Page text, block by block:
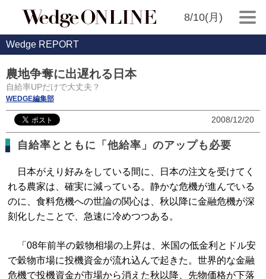
8/10(月)
Wedge REPORT
農地争奪に出遅れる日本
自給率UPだけで大丈夫？
WEDGE編集部
2008/12/20
自給率とともに「他給率」のアップも必要
日本がえり好みをしている間に、日本の注文を受けてく
れる農家は、確実に減っている。静かな危機が進んでいる
のに、食料危機への世論の関心は、秋以降に金融危機が深
刻化したことで、急速に冷めつつある。
「08年前半の穀物相場の上昇は、米国の低金利とドル安
で穀物市場に投機資金が流れ込んで起きた。世界的な金融
危機で投機資金が市場から消えた秋以降、先物価格が下落